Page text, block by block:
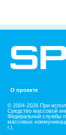
О проекте
© 2004-2026 При
Средство массовой
Федеральной службы
массовых
г.).